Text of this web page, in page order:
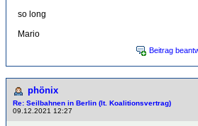
so long
Mario
Beitrag
phönix
Re: Seilbahnen in Berlin (lt. Koalitionsvertrag)
09.12.2021 12:27